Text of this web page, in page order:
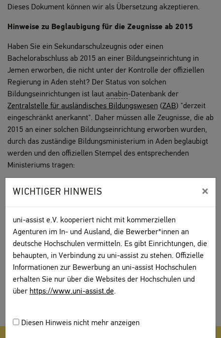
WICHTIGER HINWEIS ×
uni-assist e.V. kooperiert nicht mit kommerziellen
Agenturen im In- und Ausland, die Bewerber*innen an
deutsche Hochschulen vermitteln. Es gibt Einrichtungen, die
behaupten, in Verbindung zu uni-assist zu stehen. Offizielle
Informationen zur Bewerbung an uni-assist Hochschulen
erhalten Sie nur über die Websites der Hochschulen und
über https://www.uni-assist.de.
Diesen Hinweis nicht mehr anzeigen
Dieses Dokument können wir als Übersetzung akzeptieren.
Hinweise zu Beglaubigung für die Zeugnisse ab 2015
Haben Sie ein Sekundarschulzeugnis oder einen
Bachelorabschluss ab 2015 an einer Bildungseinrichtung in
Jemen erworben, die nicht unter der Kontrolle der offiziellen
Regierung in Aden steht? Der Status von solchen
Bildungseinrichtungen ist laut anabin-Datenbank der
Zentralstelle für ausländisches Bildungswesen (ZAB) "derzeit
eingeschränkt anerkannt". Daher müssen alle Zeugnisse, die ab
2015 an einer solchen Bildungseinrichtung erworben wurden,
durch das zuständige Bildungsministerium in Aden beglaubigt
werden und den offiziellen Stempel des entsprechenden
Ministeriums tragen:
Aden beglaubigt werden.
- Studienabschlüsse und Studienleistungen von Universitäten
müssen vom "Ministry of Higher Education and Scientific
Research, Technical Education and Vocational Training" in
Adenbeglaubigt werden.
Alternativ können Sie Ihre Zeugnisse in der Botschaft der
Republik Jemen in Berlin beglaubigen lassen.